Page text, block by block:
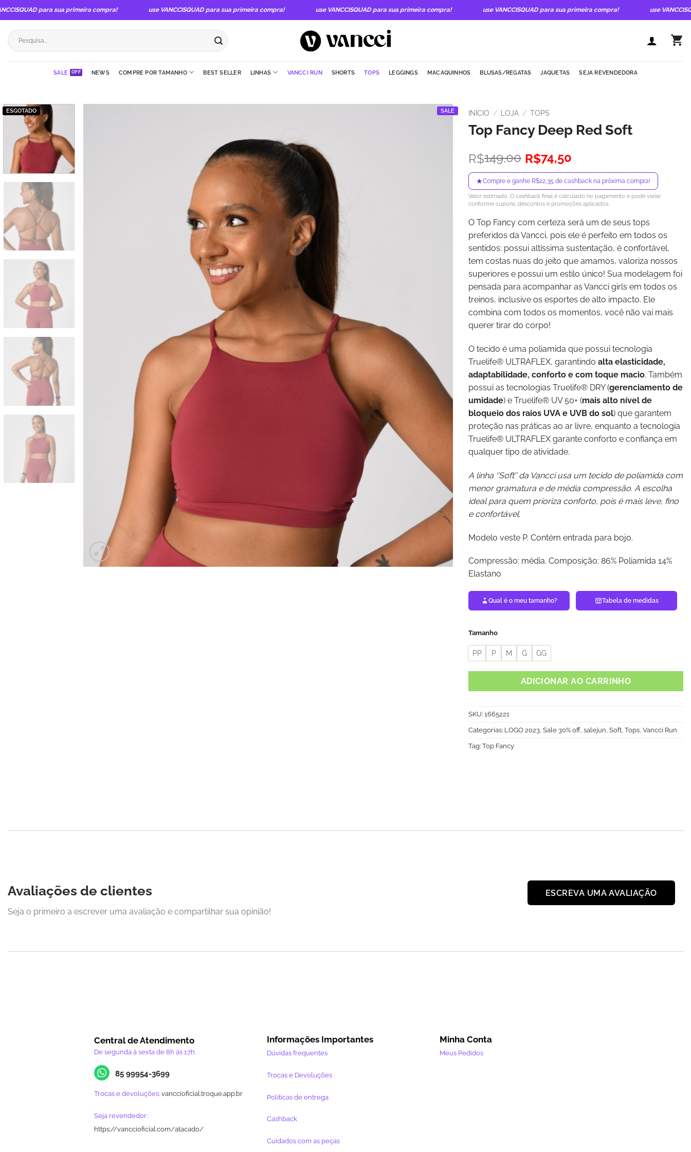
Skip
to
content
para sua primeira compra! use VANCCISQUAD para sua primeira compra! use VANCCISQUAD para sua primeira compra! use VANCCISQUAD para sua primeira compra! use
Pesquisar
por:
SALE NEWS COMPRE POR TAMANHO BEST SELLER LINHAS VANCCI RUN SHORTS TOPS LEGGINGS MACAQUINHOS BLUSAS/REGATAS JAQUETAS SEJA REVENDEDORA
ESGOTADO SALE INÍCIO / LOJA / TOPS
Top Fancy Deep Red Soft
R$149,00
O
preço
original
era:
R$149,00.
R$74,50
O
preço
atual
é:
R$74,50.
★Compre e ganhe R$22,35 de cashback na próxima compra!
Valor estimado. O cashback final é calculado no pagamento e pode variar
conforme cupons, descontos e promoções aplicados.
O Top Fancy com certeza será um de seus tops
preferidos da Vancci, pois ele é perfeito em todos os
sentidos: possui altíssima sustentação, é confortável,
tem costas nuas do jeito que amamos, valoriza nossos
superiores e possui um estilo único! Sua modelagem foi
pensada para acompanhar as Vancci girls em todos os
treinos, inclusive os esportes de alto impacto. Ele
combina com todos os momentos, você não vai mais
querer tirar do corpo!
O tecido é uma poliamida que possui tecnologia
Truelife® ULTRAFLEX, garantindo alta elasticidade,
adaptabilidade, conforto e com toque macio. Também
possui as tecnologias Truelife® DRY (gerenciamento de
umidade) e Truelife® UV 50+ (mais alto nível de
bloqueio dos raios UVA e UVB do sol) que garantem
proteção nas práticas ao ar livre, enquanto a tecnologia
Truelife® ULTRAFLEX garante conforto e confiança em
qualquer tipo de atividade.
A linha ‘’Soft’’ da Vancci usa um tecido de poliamida com
menor gramatura e de média compressão. A escolha
ideal para quem prioriza conforto, pois é mais leve, fino
e confortável.
Modelo veste P. Contém entrada para bojo.
Compressão: média. Composição: 86% Poliamida 14%
Elastano
Qual é o meu tamanho? Tabela de medidas
Tamanho
PP P M G GG
ADICIONAR AO CARRINHO
SKU: 1665221
Categorias: LOGO 2023 Sale 30% off salejun Soft Tops Vancci Run
Tag: Top Fancy
Avaliações de clientes
Seja o primeiro a escrever uma avaliação e compartilhar sua opinião!
ESCREVA UMA AVALIAÇÃO
Central de Atendimento
De segunda à sexta de 8h às 17h.
85 99954-3699
Trocas e devoluções: vanccioficial.troque.app.br
Seja revendedor:
https://vanccioficial.com/atacado/
Informações Importantes
Dúvidas frequentes
Trocas e Devoluções
Políticas de entrega
Cashback
Cuidados com as peças
Minha Conta
Meus Pedidos